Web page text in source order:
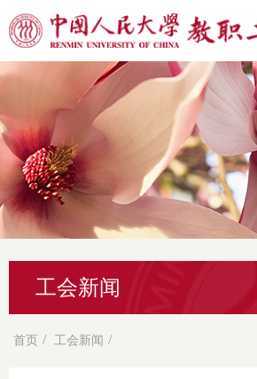
工会新闻
首页 / 工会新闻 /